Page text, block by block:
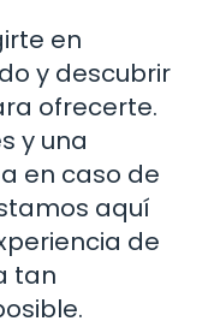
en
y descubrir
ofrecerte.
y una
en caso de
aquí
de
tan